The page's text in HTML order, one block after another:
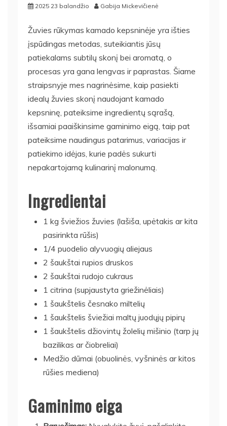
2025 23 balandžio Gabija Mickevičienė
Žuvies rūkymas kamado kepsninėje yra išties
įspūdingas metodas, suteikiantis jūsų
patiekalams subtilų skonį bei aromatą, o
procesas yra gana lengvas ir paprastas. Šiame
straipsnyje mes nagrinėsime, kaip pasiekti
idealų žuvies skonį naudojant kamado
kepsninę, pateiksime ingredientų sąrašą,
išsamiai paaiškinsime gaminimo eigą, taip pat
pateiksime naudingus patarimus, variacijas ir
patiekimo idėjas, kurie padės sukurti
nepakartojamą kulinarinį malonumą.
Ingredientai
1 kg šviežios žuvies (lašiša, upėtakis ar kita
pasirinkta rūšis)
1/4 puodelio alyvuogių aliejaus
2 šaukštai rupios druskos
2 šaukštai rudojo cukraus
1 citrina (supjaustyta griežinėliais)
1 šaukštelis česnako miltelių
1 šaukštelis šviežiai maltų juodųjų pipirų
1 šaukštelis džiovintų žolelių mišinio (tarp jų
bazilikas ar čiobreliai)
Medžio dūmai (obuolinės, vyšninės ar kitos
rūšies mediena)
Gaminimo eiga